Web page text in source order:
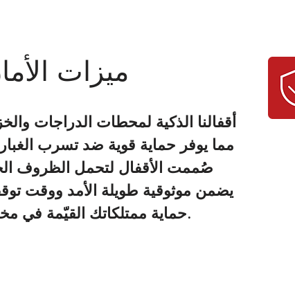
ميزات
أقفالنا الذكية لمحطات الدراجات
صُممت الأقفال لتحمل الظروف
يضمن موثوقية طويلة الأمد ووقت
حماية ممتلكاتك القيّمة في مختلف الظروف البيئية.